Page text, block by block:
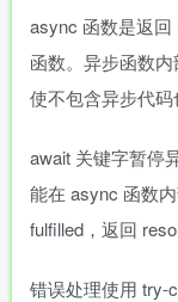
async 函数是返
函数。异步函数
使不包含异步代码
await 关键字暂停
能在 async 函数
fulfilled，返回
错误处理使用 try-